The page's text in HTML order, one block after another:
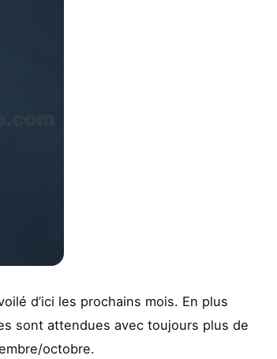
d’ici les prochains mois. En plus
sont attendues avec toujours plus de
octobre.